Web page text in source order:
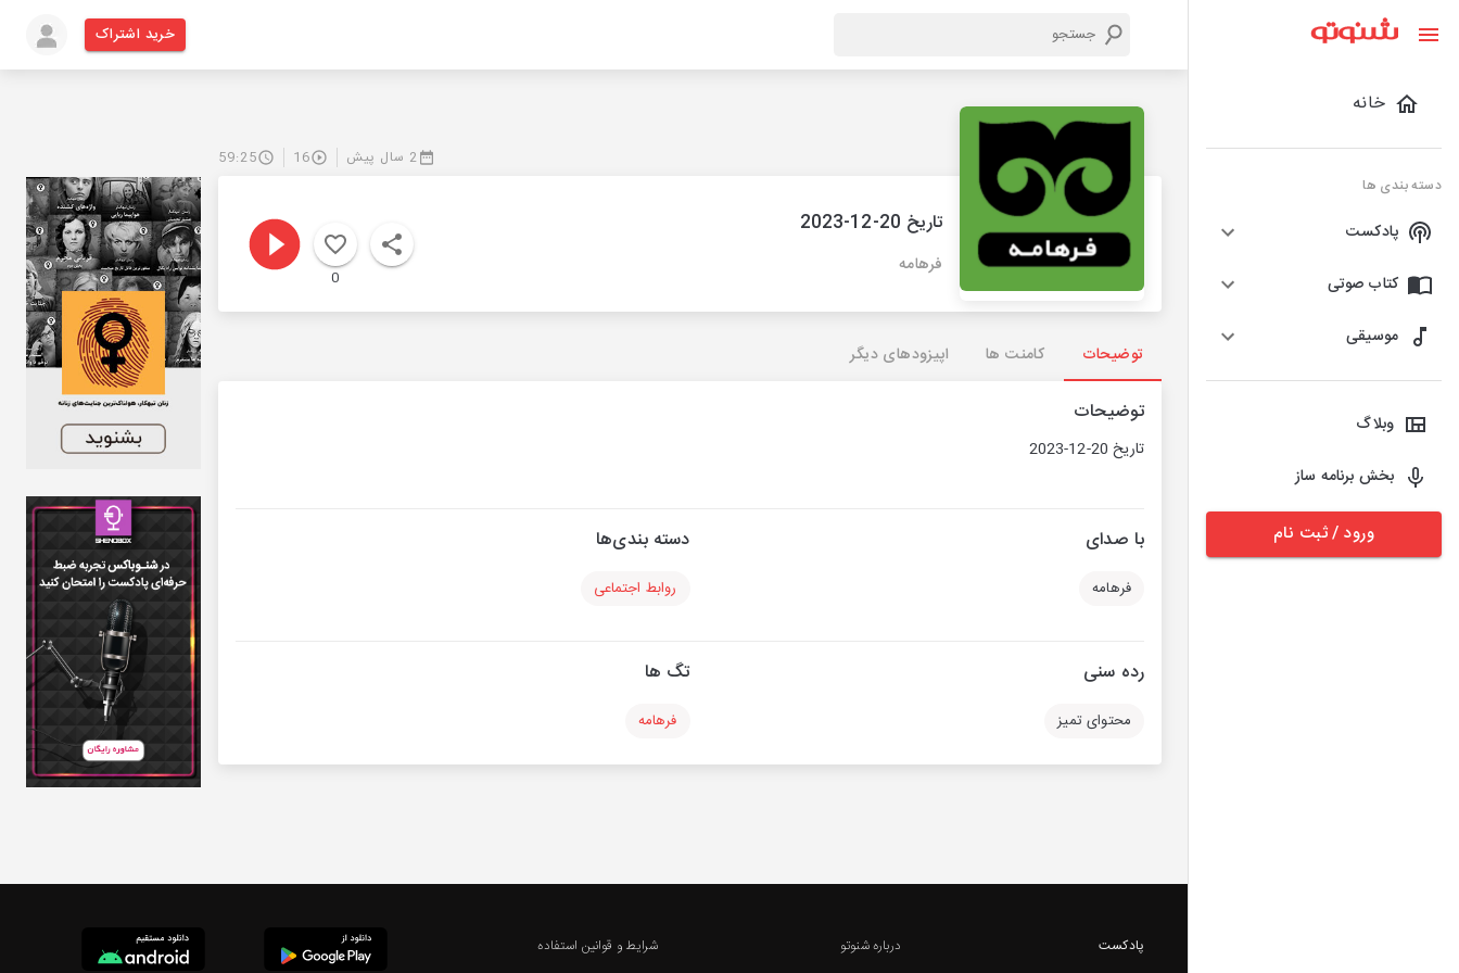
خانه
دسته بندی ها
پادکست
کتاب صوتی
موسیقی
وبلاگ
بخش برنامه ساز
ورود / ثبت نام
خرید اشتراک
2 سال پیش 16
59:25
تاریخ 20-12-2023
فرهامه
0
توضیحات کامنت ها اپیزودهای دیگر
توضیحات
تاریخ 20-12-2023
با صدای
فرهامه
دسته بندی‌ها
روابط اجتماعی
رده سنی
محتوای تمیز
تگ ها
فرهامه
پادکست
درباره شنوتو
شرایط و قوانین استفاده